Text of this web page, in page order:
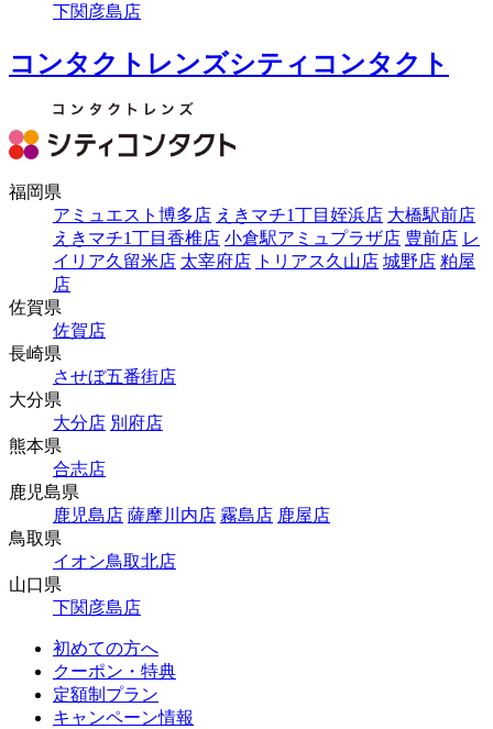
下関彦島店
コンタクトレンズシティコンタクト
福岡県
アミュエスト博多店 えきマチ1丁目姪浜店 大橋駅前店
えきマチ1丁目香椎店 小倉駅アミュプラザ店 豊前店 レ
イリア久留米店 太宰府店 トリアス久山店 城野店 粕屋
店
佐賀県
佐賀店
長崎県
させぼ五番街店
大分県
大分店 別府店
熊本県
合志店
鹿児島県
鹿児島店 薩摩川内店 霧島店 鹿屋店
鳥取県
イオン鳥取北店
山口県
下関彦島店
初めての方へ
クーポン・特典
定額制プラン
キャンペーン情報